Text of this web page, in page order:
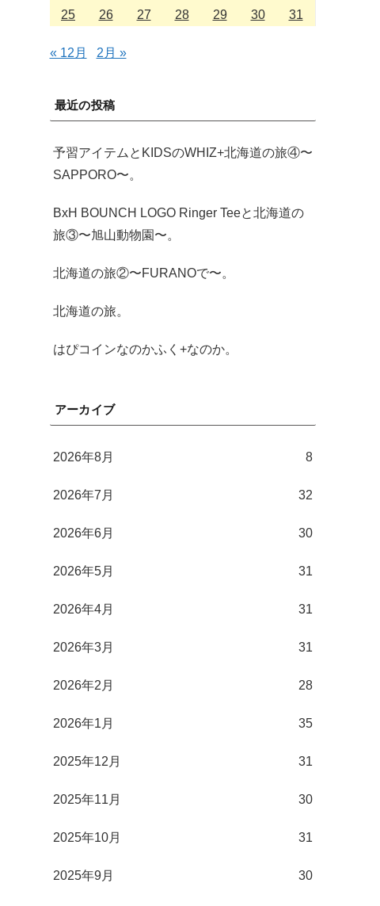
25
26 27 28 29 30 31
« 12月 2月 »
最近の投稿
予習アイテムとKIDSのWHIZ+北海道の旅④〜
SAPPORO〜。
BxH BOUNCH LOGO Ringer Teeと北海道の
旅③〜旭山動物園〜。
北海道の旅②〜FURANOで〜。
北海道の旅。
はぴコインなのかふく+なのか。
アーカイブ
2026年8月 8
2026年7月 32
2026年6月 30
2026年5月 31
2026年4月 31
2026年3月 31
2026年2月 28
2026年1月 35
2025年12月 31
2025年11月 30
2025年10月 31
2025年9月 30